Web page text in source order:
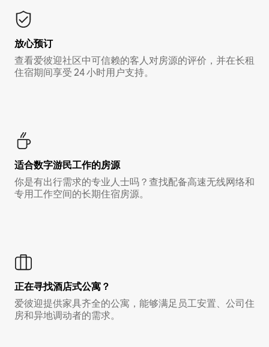
放心预订
查看爱彼迎社区中可信赖的客人对房源的评价，并在长租
住宿期间享受 24 小时用户支持。
适合数字游民工作的房源
你是有出行需求的专业人士吗？查找配备高速无线网络和
专用工作空间的长期住宿房源。
正在寻找酒店式公寓？
爱彼迎提供家具齐全的公寓，能够满足员工安置、公司住
房和异地调动者的需求。